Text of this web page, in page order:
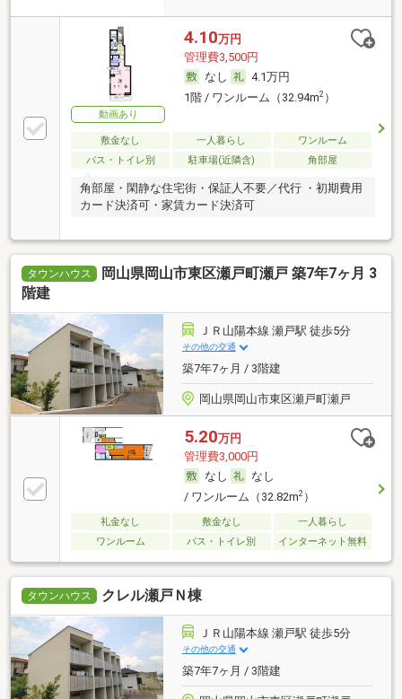
動画あり
4.10万円
管理費3,500円
なし
4.1万円
1階 / ワンルーム（32.94m2）
敷金なし 一人暮らし
ワンルーム
バス・トイレ別
駐車場(近隣含) 角部屋
角部屋・閑静な住宅街・保証人不要／代行 ・初期費用
カード決済可・家賃カード決済可
タウンハウス
岡山県岡山市東区瀬戸町瀬戸 築7年7ヶ月 3
階建
ＪＲ山陽本線 瀬戸駅 徒歩5分
その他の交通
築7年7ヶ月 / 3階建
岡山県岡山市東区瀬戸町瀬戸
5.20万円
管理費3,000円
なし
なし
/ ワンルーム（32.82m2）
礼金なし 敷金なし
一人暮らし
ワンルーム
バス・トイレ別 インターネット無料
タウンハウス クレル瀬戸Ｎ棟
ＪＲ山陽本線 瀬戸駅 徒歩5分
その他の交通
築7年7ヶ月 / 3階建